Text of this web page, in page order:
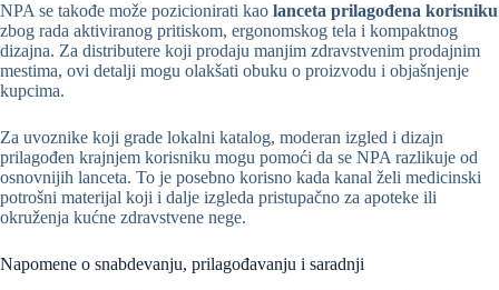
NPA se takođe može pozicionirati kao lanceta prilagođena korisniku
zbog rada aktiviranog pritiskom, ergonomskog tela i kompaktnog
dizajna. Za distributere koji prodaju manjim zdravstvenim prodajnim
mestima, ovi detalji mogu olakšati obuku o proizvodu i objašnjenje
kupcima.
Za uvoznike koji grade lokalni katalog, moderan izgled i dizajn
prilagođen krajnjem korisniku mogu pomoći da se NPA razlikuje od
osnovnijih lanceta. To je posebno korisno kada kanal želi medicinski
potrošni materijal koji i dalje izgleda pristupačno za apoteke ili
okruženja kućne zdravstvene nege.
Napomene o snabdevanju, prilagođavanju i saradnji